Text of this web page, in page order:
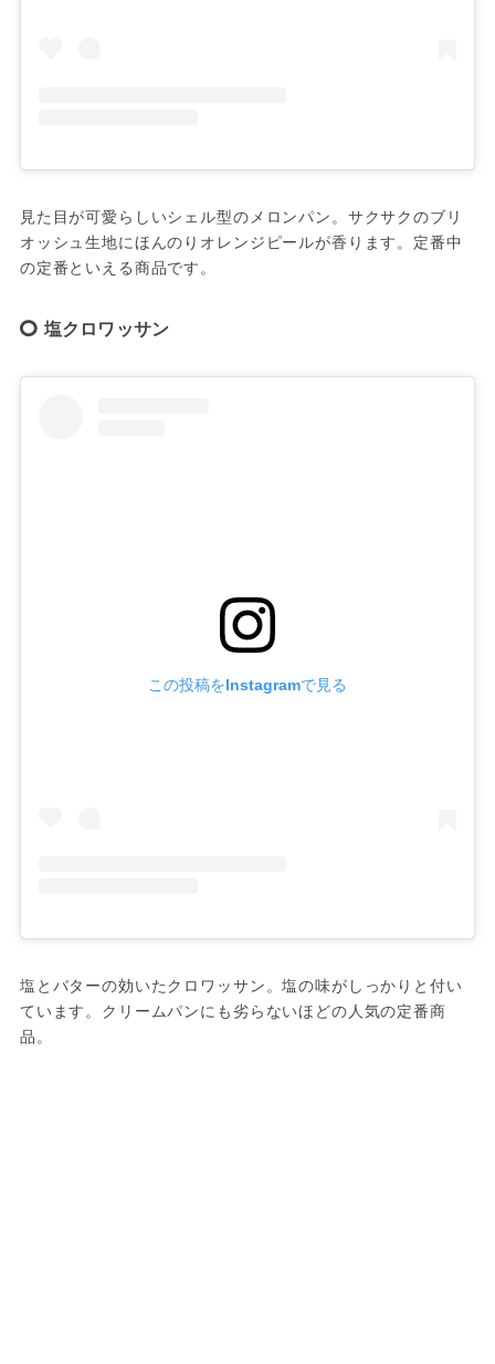
見た目が可愛らしいシェル型のメロンパン。サクサクのブリ
オッシュ生地にほんのりオレンジピールが香ります。定番中
塩クロワッサン
この投稿をInstagramで見る
塩とバターの効いたクロワッサン。塩の味がしっかりと付い
ています。クリームパンにも劣らないほどの人気の定番商
品。